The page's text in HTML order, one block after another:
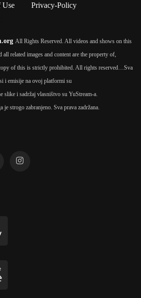
Use
Privacy-Policy
All Rights Reserved. All videos and shows on this
related images and content are the property of,
of this is strictly prohibited. All rights reserved… Sva
i emisije na ovoj platformi su
slike i sadržaj vlasništvo su YuStream-a.
strogo zabranjeno. Sva prava zadržana.